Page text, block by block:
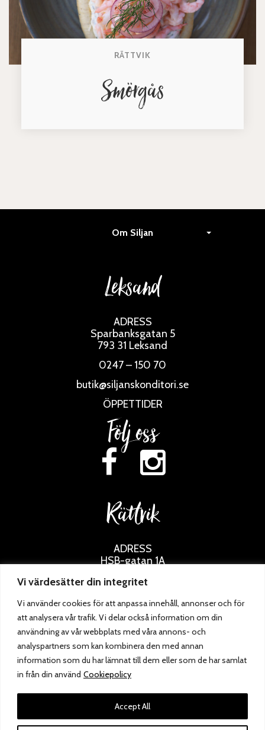
Vi värdesätter din integritet
Vi använder cookies för att anpassa innehåll, annonser och för
att analysera vår trafik. Vi delar också information om din
användning av vår webbplats med våra annons- och
analyspartners som kan kombinera den med annan
information som du har lämnat till dem eller som de har samlat
in från din använd Cookiepolicy
Accept All
RÄTTVIK
Smörgås
Om Siljan
Leksand
ADRESS
Sparbanksgatan 5
793 31 Leksand
0247 – 150 70
butik@siljanskonditori.se
ÖPPETTIDER
Följ oss
Rättvik
ADRESS
HSB-gatan 1A
0248 – 133 36
rattvik@siljanskonditori.se
ÖPPETTIDER